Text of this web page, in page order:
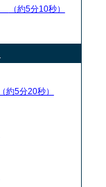
（約5分10秒）
（約5分20秒）